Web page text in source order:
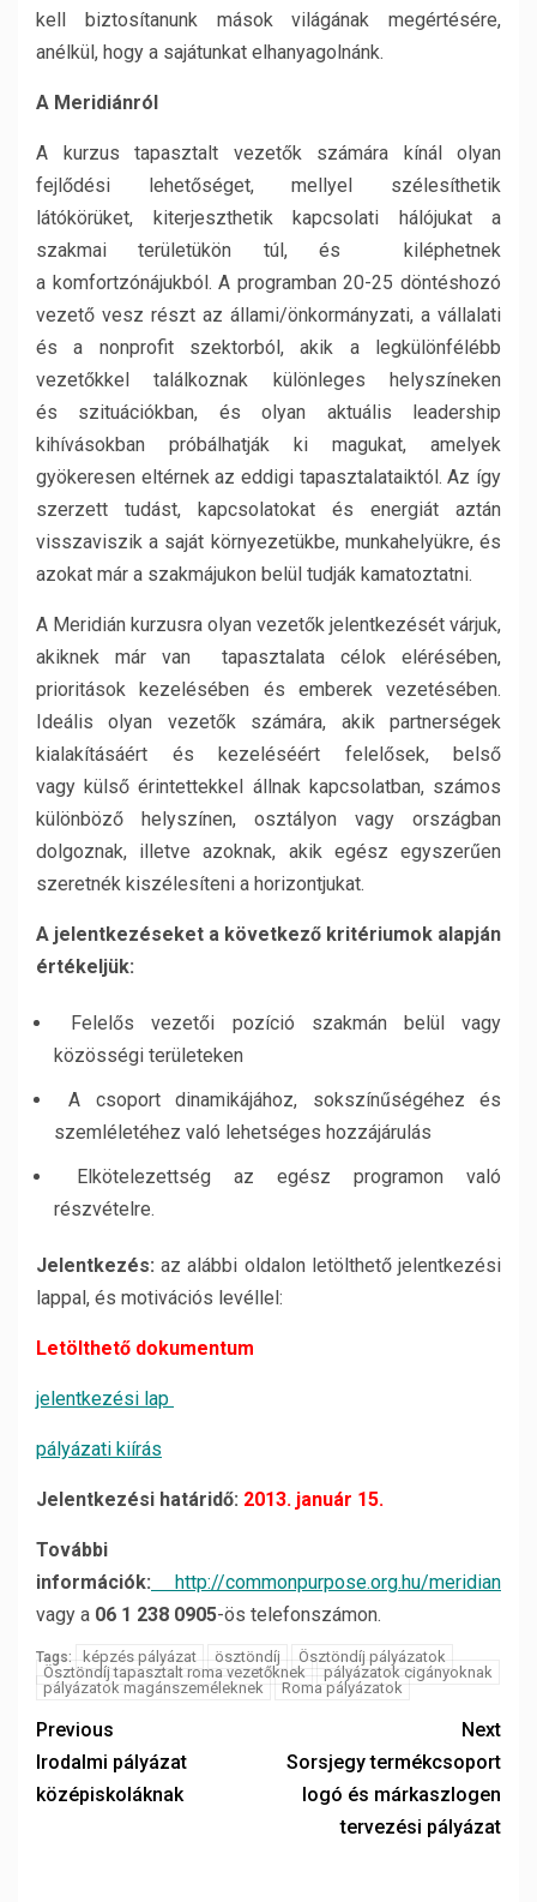
kell biztosítanunk mások világának megértésére,
anélkül, hogy a sajátunkat elhanyagolnánk.
A Meridiánról
A kurzus tapasztalt vezetők számára kínál olyan
fejlődési lehetőséget, mellyel szélesíthetik
látókörüket, kiterjeszthetik kapcsolati hálójukat a
szakmai területükön túl, és kiléphetnek
a komfortzónájukból. A programban 20-25 döntéshozó
vezető vesz részt az állami/önkormányzati, a vállalati
és a nonprofit szektorból, akik a legkülönfélébb
vezetőkkel találkoznak különleges helyszíneken
és szituációkban, és olyan aktuális leadership
kihívásokban próbálhatják ki magukat, amelyek
gyökeresen eltérnek az eddigi tapasztalataiktól. Az így
szerzett tudást, kapcsolatokat és energiát aztán
visszaviszik a saját környezetükbe, munkahelyükre, és
azokat már a szakmájukon belül tudják kamatoztatni.
A Meridián kurzusra olyan vezetők jelentkezését várjuk,
akiknek már van tapasztalata célok elérésében,
prioritások kezelésében és emberek vezetésében.
Ideális olyan vezetők számára, akik partnerségek
kialakításáért és kezeléséért felelősek, belső
vagy külső érintettekkel állnak kapcsolatban, számos
különböző helyszínen, osztályon vagy országban
dolgoznak, illetve azoknak, akik egész egyszerűen
szeretnék kiszélesíteni a horizontjukat.
A jelentkezéseket a következő kritériumok alapján
értékeljük:
Felelős vezetői pozíció szakmán belül vagy
közösségi területeken
A csoport dinamikájához, sokszínűségéhez és
szemléletéhez való lehetséges hozzájárulás
Elkötelezettség az egész programon való
részvételre.
Jelentkezés: az alábbi oldalon letölthető jelentkezési
lappal, és motivációs levéllel:
Letölthető dokumentum
jelentkezési lap
pályázati kiírás
Jelentkezési határidő: 2013. január 15.
További
információk:
http://commonpurpose.org.hu/meridian
vagy a 06 1 238 0905-ös telefonszámon.
Tags: képzés pályázat ösztöndíj
Ösztöndíj pályázatok
Ösztöndíj tapasztalt roma vezetőknek
pályázatok cigányoknak
pályázatok magánszeméleknek
Roma pályázatok
Previous
Irodalmi pályázat
középiskoláknak
Next
Sorsjegy termékcsoport
logó és márkaszlogen
tervezési pályázat